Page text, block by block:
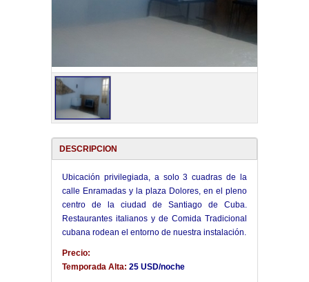
DESCRIPCION
Ubicación privilegiada, a solo 3 cuadras de la
calle Enramadas y la plaza Dolores, en el pleno
centro de la ciudad de Santiago de Cuba.
Restaurantes italianos y de Comida Tradicional
cubana rodean el entorno de nuestra instalación.
Precio:
Temporada Alta: 25 USD/noche